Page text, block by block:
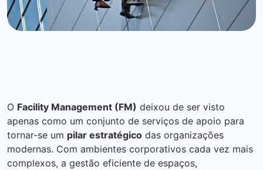
O Facility Management (FM) deixou de ser visto
apenas como um conjunto de serviços de apoio para
tornar-se um pilar estratégico das organizações
modernas. Com ambientes corporativos cada vez mais
complexos, a gestão eficiente de espaços,